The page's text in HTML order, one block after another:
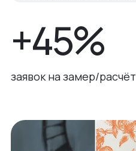
+45%
заявок на замер/расчёт